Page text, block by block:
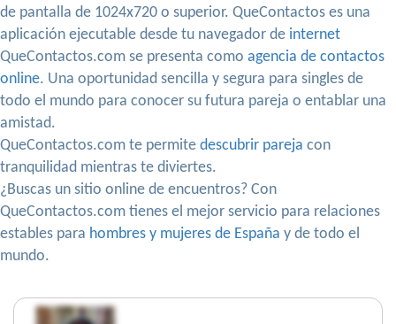
de pantalla de 1024x720 o superior. QueContactos es una
aplicación ejecutable desde tu navegador de internet
QueContactos.com se presenta como agencia de contactos
online. Una oportunidad sencilla y segura para singles de
todo el mundo para conocer su futura pareja o entablar una
amistad.
QueContactos.com te permite descubrir pareja con
tranquilidad mientras te diviertes.
¿Buscas un sitio online de encuentros? Con
QueContactos.com tienes el mejor servicio para relaciones
estables para hombres y mujeres de España y de todo el
mundo.